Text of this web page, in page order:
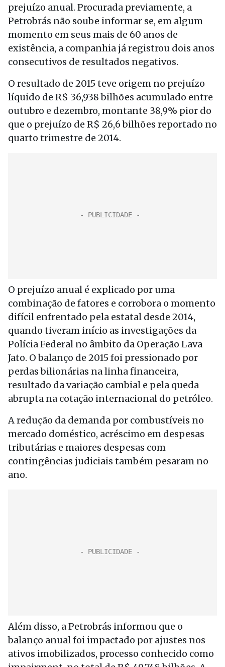
prejuízo anual. Procurada previamente, a
Petrobrás não soube informar se, em algum
momento em seus mais de 60 anos de
existência, a companhia já registrou dois anos
consecutivos de resultados negativos.
O resultado de 2015 teve origem no prejuízo
líquido de R$ 36,938 bilhões acumulado entre
outubro e dezembro, montante 38,9% pior do
que o prejuízo de R$ 26,6 bilhões reportado no
quarto trimestre de 2014.
O prejuízo anual é explicado por uma
combinação de fatores e corrobora o momento
difícil enfrentado pela estatal desde 2014,
quando tiveram início as investigações da
Polícia Federal no âmbito da Operação Lava
Jato. O balanço de 2015 foi pressionado por
perdas bilionárias na linha financeira,
resultado da variação cambial e pela queda
abrupta na cotação internacional do petróleo.
A redução da demanda por combustíveis no
mercado doméstico, acréscimo em despesas
tributárias e maiores despesas com
contingências judiciais também pesaram no
ano.
Além disso, a Petrobrás informou que o
balanço anual foi impactado por ajustes nos
ativos imobilizados, processo conhecido como